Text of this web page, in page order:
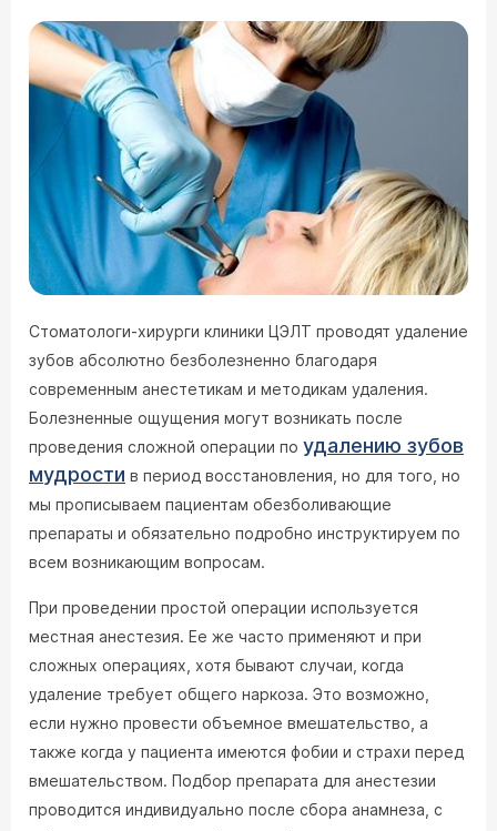
Стоматологи-хирурги клиники ЦЭЛТ проводят удаление
зубов абсолютно безболезненно благодаря
современным анестетикам и методикам удаления.
Болезненные ощущения могут возникать после
проведения сложной операции по удалению зубов
мудрости в период восстановления, но для того, но
мы прописываем пациентам обезболивающие
препараты и обязательно подробно инструктируем по
всем возникающим вопросам.
При проведении простой операции используется
местная анестезия. Ее же часто применяют и при
сложных операциях, хотя бывают случаи, когда
удаление требует общего наркоза. Это возможно,
если нужно провести объемное вмешательство, а
также когда у пациента имеются фобии и страхи перед
вмешательством. Подбор препарата для анестезии
проводится индивидуально после сбора анамнеза, с